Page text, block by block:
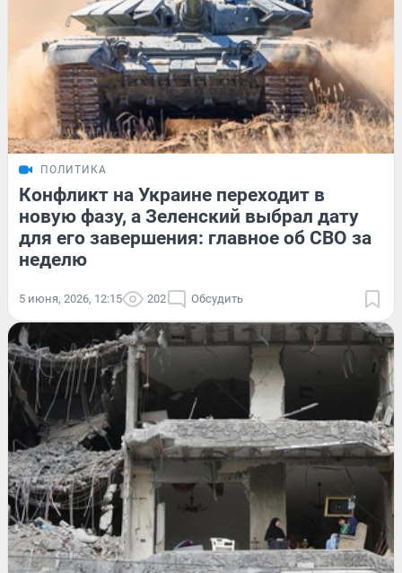
ПОЛИТИКА
Конфликт на Украине переходит в
новую фазу, а Зеленский выбрал дату
для его завершения: главное об СВО за
неделю
5 июня, 2026, 12:15 202 Обсудить